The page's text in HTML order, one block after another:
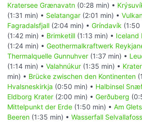
Kratersee Grænavatn (0:28 min) •
(1:31 min) • Selatangar (2:01 min) •
Fagradalsfjall (2:04 min) • Gríndavík (1:50
(1:42 min) • Brimketill (1:13 min) • Iceland
(1:24 min) • Geothermalkraftwerk
Thermalquelle Gunnuhver (1:37 min) •
(1:14 min) • Valahnúkur (1:35 min) •
min) • Brücke zwischen den Kontinenten
Hvalsneskirkja (0:50 min) • Halbinsel
Eldborg Krater (2:00 min) • Gerðuberg
Mittelpunkt der Erde (1:50 min) • Am
Beeren (1:35 min) • Wasserfall Selvallafoss